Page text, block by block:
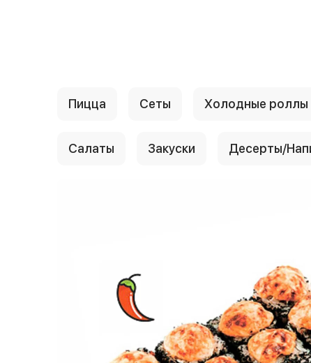
Пицца Сеты Холодные роллы
Салаты Закуски Десерты/